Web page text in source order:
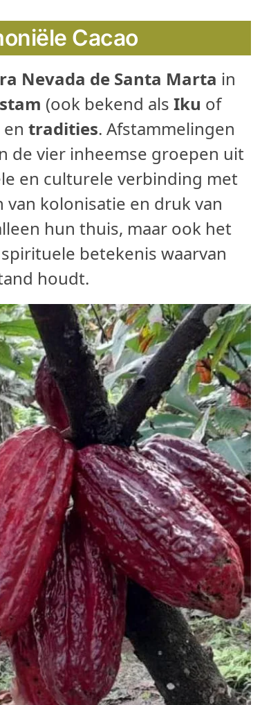
Cacao
Nevada de Santa Marta in
(ook bekend alsIku of
entradities. Afstammelingen
de vier inheemse groepen uit
en culturele verbinding met
kolonisatie en druk van
hun thuis, maar ook het
betekenis waarvan
houdt.